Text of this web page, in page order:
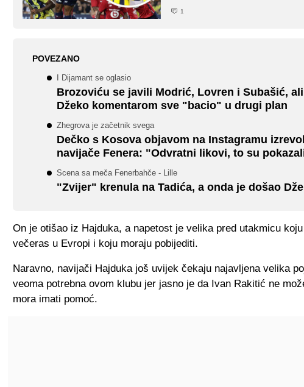
1
POVEZANO
I Dijamant se oglasio
Brozoviću se javili Modrić, Lovren i Subašić,
Džeko komentarom sve "bacio" u drugi plan
Zhegrova je začetnik svega
Dečko s Kosova objavom na Instagramu
navijače Fenera: "Odvratni likovi, to su
Scena sa meča Fenerbahče - Lille
"Zvijer" krenula na Tadića, a onda je došao
On je otišao iz Hajduka, a napetost je velika pred utakmicu
večeras u Evropi i koju moraju pobijediti.
Naravno, navijači Hajduka još uvijek čekaju najavljena velika
veoma potrebna ovom klubu jer jasno je da Ivan Rakitić ne
mora imati pomoć.